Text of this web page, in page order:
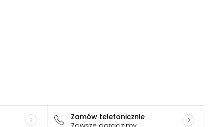
Zamów telefonicznie